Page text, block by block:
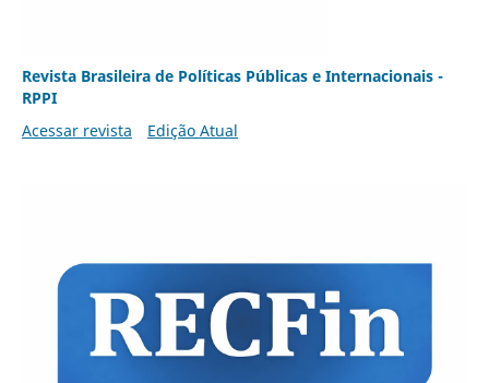
Revista Brasileira de Políticas Públicas e Internacionais -
RPPI
Acessar revista
Edição Atual